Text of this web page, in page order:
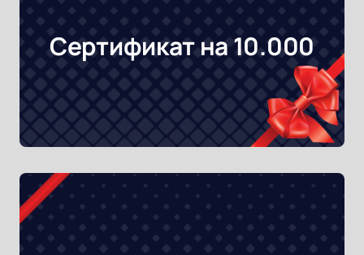
Сертификат на 10.000